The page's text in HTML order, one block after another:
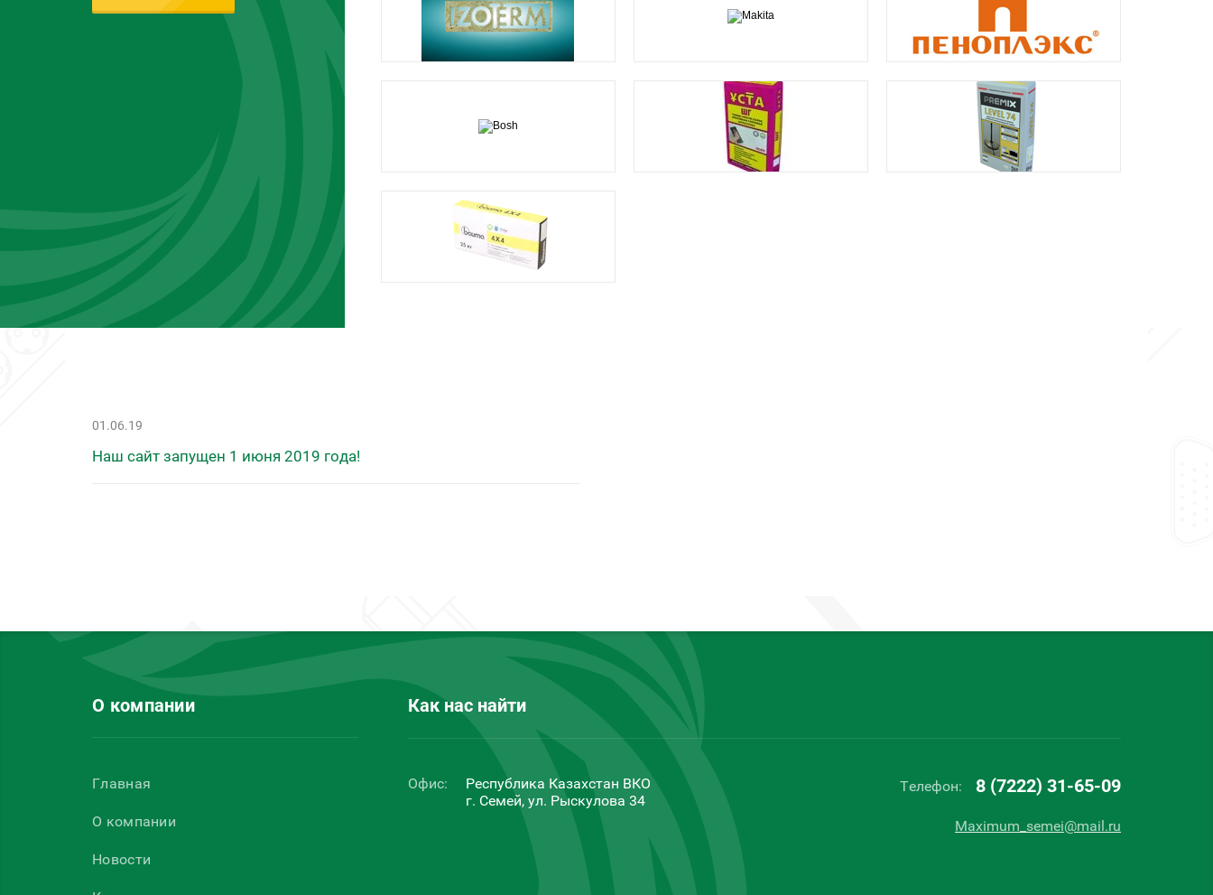
01.06.19
Наш сайт запущен 1 июня 2019 года!
О компании
Главная
О компании
Новости
Как нас найти
Офис:
Республика Казахстан ВКО
г. Семей, ул. Рыскулова 34
Телефон: 8 (7222) 31-65-09
Maximum_semei@mail.ru